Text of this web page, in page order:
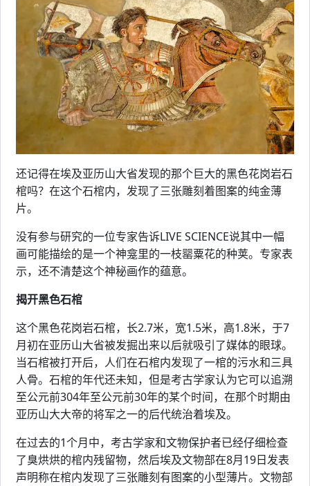
还记得在埃及亚历山大省发现的那个巨大的黑色花岗岩石
棺吗？在这个石棺内，发现了三张雕刻着图案的纯金薄
片。
没有参与研究的一位专家告诉LIVE SCIENCE说其中一幅
画可能描绘的是一个神龛里的一枝罂粟花的种荚。专家表
示，还不清楚这个神秘画作的蕴意。
揭开黑色石棺
这个黑色花岗岩石棺，长2.7米，宽1.5米，高1.8米，于7
月初在亚历山大省被发掘出来以后就吸引了媒体的眼球。
当石棺被打开后，人们在石棺内发现了一棺的污水和三具
人骨。石棺的年代还未知，但是考古学家认为它可以追溯
至公元前304年至公元前30年的某个时间，在那个时期由
亚历山大大帝的将军之一的后代统治着埃及。
在过去的1个月中，考古学家和文物保护者已经仔细检查
了臭烘烘的棺内残留物，然后埃及文物部在8月19日发表
声明称在棺内发现了三张雕刻有图案的小型薄片。文物部